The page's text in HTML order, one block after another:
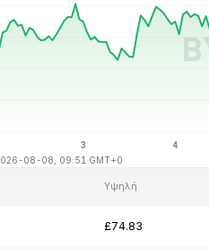
2026-08-08, 09:51 GMT+0
Υψηλή
£74.83